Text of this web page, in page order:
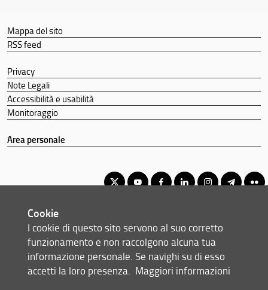
Mappa del sito
RSS feed
Privacy
Note Legali
Accessibilità e usabilità
Monitoraggio
Area personale
Corso di Laurea Magistrale in Biologia Molecolare e Applicata
© Copyright 2012-2026 Università degli Studi di Firenze UNIFI
P.IVA/Cod.Fis 01279680480
Viale Morgagni, 40/44 - 50134 Firenze (FI)
Cookie
I cookie di questo sito servono al suo corretto
funzionamento e non raccolgono alcuna tua
informazione personale. Se navighi su di esso
accetti la loro presenza. Maggiori informazioni